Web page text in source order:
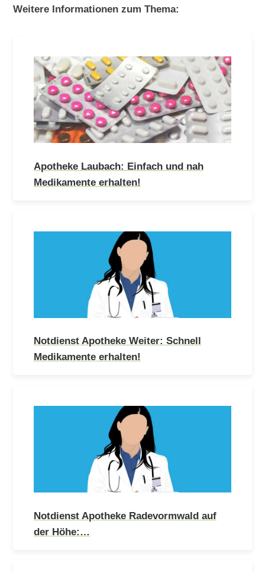
Weitere Informationen zum Thema:
Apotheke Laubach: Einfach und nah
Medikamente erhalten!
Notdienst Apotheke Weiter: Schnell
Medikamente erhalten!
Notdienst Apotheke Radevormwald auf
der Höhe:…